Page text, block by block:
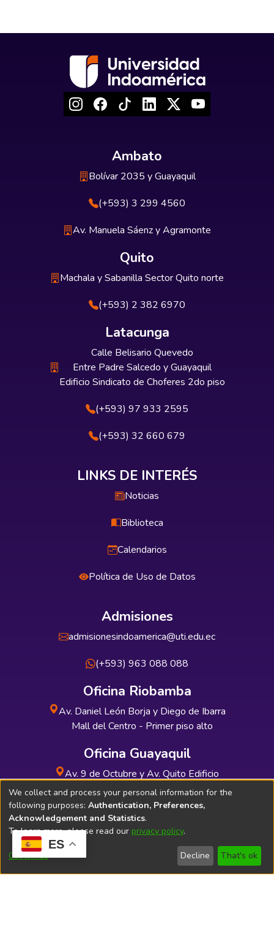
ES
Ambato
Bolívar 2035 y Guayaquil
(+593) 3 299 4560
Av. Manuela Sáenz y Agramonte
Quito
Machala y Sabanilla Sector Quito norte
(+593) 2 382 6970
Latacunga
Calle Belisario Quevedo
Entre Padre Salcedo y Guayaquil
Edificio Sindicato de Choferes 2do piso
(+593) 97 933 2595
(+593) 32 660 679
LINKS DE INTERÉS
Noticias
Biblioteca
Calendarios
Política de Uso de Datos
Admisiones
admisionesindoamerica@uti.edu.ec
(+593) 963 088 088
Oficina Riobamba
Av. Daniel León Borja y Diego de Ibarra
Mall del Centro - Primer piso alto
Oficina Guayaquil
Av. 9 de Octubre y Av. Quito Edificio
INDUAUTO - Planta baja
Soporte Técnico Bibliolatino.com
We collect and process your personal information for the
following purposes: Authentication, Preferences,
Acknowledgement and Statistics.
To learn more, please read our privacy policy.
Customize Decline That's ok